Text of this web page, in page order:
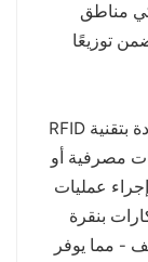
مناطق
توزيعًا
يمكن استخدام أساور المعصم المزودة بتقنية RFID
مصرفية أو
عمليات
بنقرة
- مما يوفر